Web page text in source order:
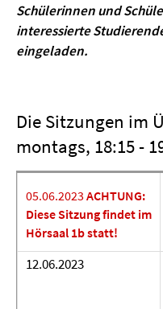
Schülerinnen und
interessierte
eingeladen.
Die Sitzungen im
montags, 18:15 -
05.06.2023 ACHTUNG:
Diese Sitzung findet im
Hörsaal 1b statt!
12.06.2023